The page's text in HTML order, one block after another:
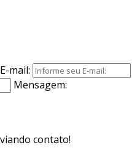
E-mail:
Mensagem: